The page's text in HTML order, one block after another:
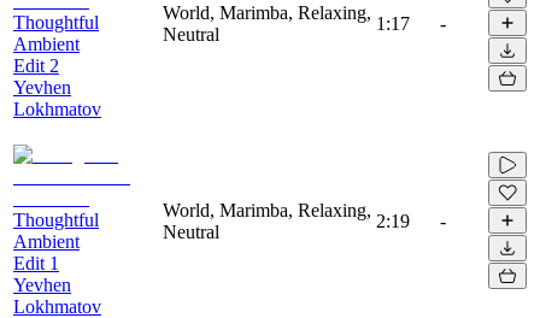
Thoughtful
Ambient
Edit 2
Yevhen
Lokhmatov
World, Marimba, Relaxing,
Neutral
1:17 -
Thoughtful
Ambient
Edit 1
Yevhen
Lokhmatov
World, Marimba, Relaxing,
Neutral
2:19 -